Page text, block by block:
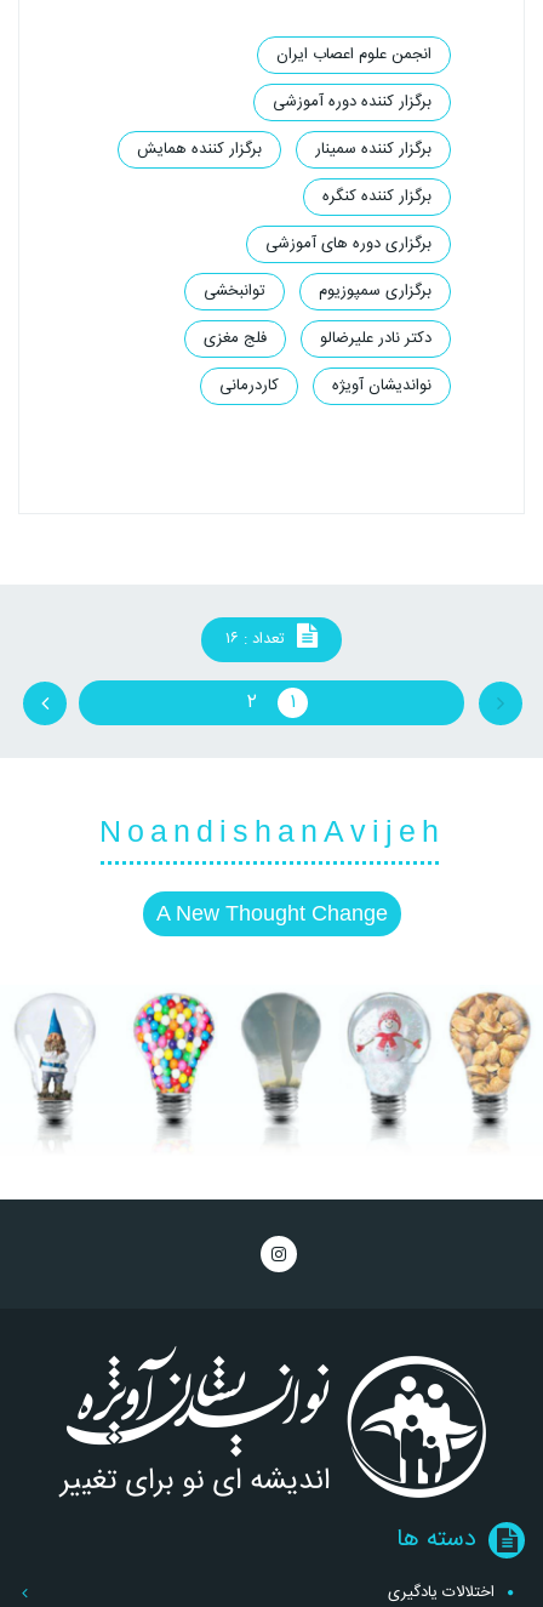
انجمن علوم اعصاب ایران
برگزار کننده دوره آموزشی
برگزار کننده سمینار
برگزار کننده همایش
برگزار کننده کنگره
برگزاری دوره های آموزشی
برگزاری سمپوزیوم‌
توانبخشی
دکتر نادر علیرضالو
فلج مغزی
نواندیشان آویژه
کاردرمانی
تعداد : ۱۶
۱ ۲
NoandishanAvijeh
A New Thought Change
دسته ها
اختلالات یادگیری